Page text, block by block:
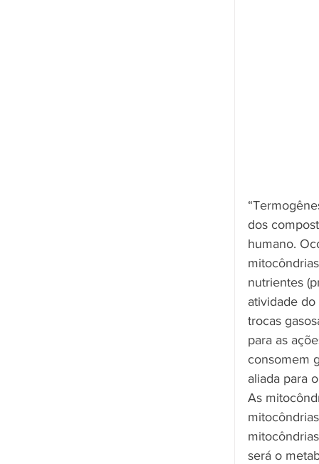
dos
humano.
nutrientes
atividade
trocas
para as
consomem
aliada para
As
será o